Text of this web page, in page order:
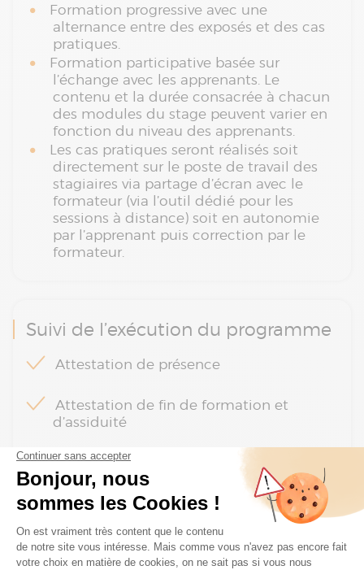
Formation progressive avec une
alternance entre des exposés et des cas
pratiques.
Formation participative basée sur
l’échange avec les apprenants. Le
contenu et la durée consacrée à chacun
des modules du stage peuvent varier en
fonction du niveau des apprenants.
Les cas pratiques seront réalisés soit
directement sur le poste de travail des
stagiaires via partage d’écran avec le
formateur (via l’outil dédié pour les
sessions à distance) soit en autonomie
par l’apprenant puis correction par le
formateur.
Suivi de l’exécution du programme
Attestation de présence
Attestation de fin de formation et
d’assiduité
Questionnaire d’appréciation sur la
formation en ligne
Plan de la formation